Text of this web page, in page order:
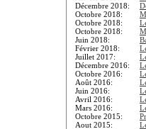
Décembre 2018:
Octobre 2018:
Octobre 2018:
Octobre 2018:
Juin 2018:
Février 2018:
Juillet 2017:
Décembre 2016:
Octobre 2016:
Août 2016:
Juin 2016:
Avril 2016:
Mars 2016:
Octobre 2015:
Aout 2015: